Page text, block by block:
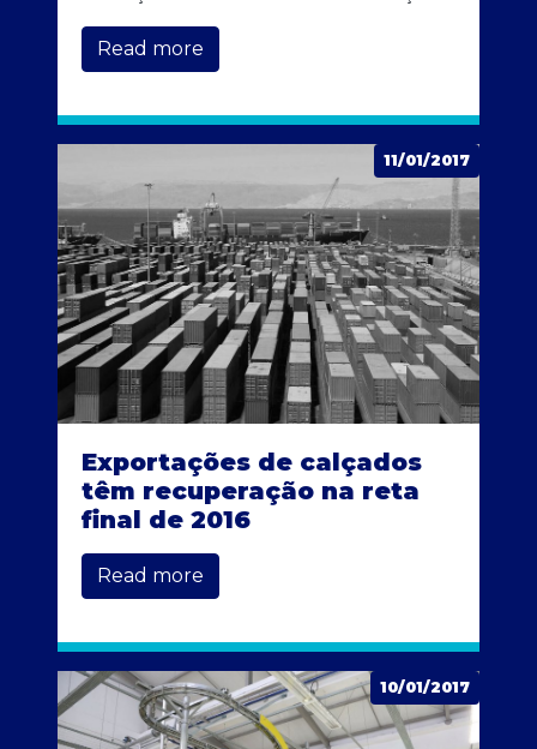
Read more
11/01/2017
Exportações de calçados
têm recuperação na reta
final de 2016
Read more
10/01/2017